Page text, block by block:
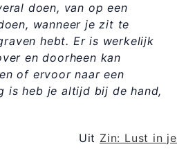
doen, van op een
wanneer je zit te
hebt. Er is werkelijk
en doorheen kan
of ervoor naar een
is heb je altijd bij de hand,
Zin: Lust in je